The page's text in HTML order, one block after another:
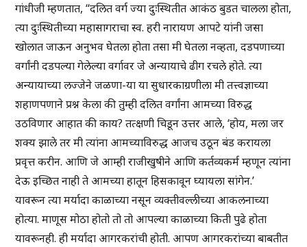
गांधीजी म्हणतात, “दलित वर्ग ज्या दुःस्थितीत आकंठ बुडत चालला होता,
त्या दुःस्थितीच्या महासागराचा स्व. हरी नारायण आपटे यांनी जसा
खोलात जाऊन अनुभव घेतला होता तसा मी घेतला नव्हता, दडपणाच्या
वर्गांनी दडपल्या गेलेल्या वर्गावर जे अन्यायाचे ढीग रचले होते. त्या
अन्यायाच्या लज्जेने जळणा-या या सुधारकाग्रणीला मी तत्त्वज्ञाच्या
शहाणपणाने प्रश्न केला की तुम्ही दलित वर्गांना आमच्या विरुद्ध
उठविणार आहात की काय? तत्क्षणी चिडून उत्तर आले, ‘होय, मला जर
शक्य झाले तर मी त्यांना आमच्याविरुद्ध आजच उठून बंड करायला
प्रवृत्त करीन. आणि जे आम्ही राजीखुषीने आणि कर्तव्यकर्म म्हणून त्यांना
देऊ इच्छित नाही ते आमच्या हातून हिसकावून घ्यायला सांगेन.’
यावरून त्या मर्यादा काळाच्या नसून व्यक्तीवल्लीच्या आकलनाच्या
होत्या. माणूस मोठा होतो तो तो आपल्या काळाच्या किती पुढे होता
यावरूनही. ही मर्यादा आगरकरांची होती. आपण आगरकरांच्या बाबतीत